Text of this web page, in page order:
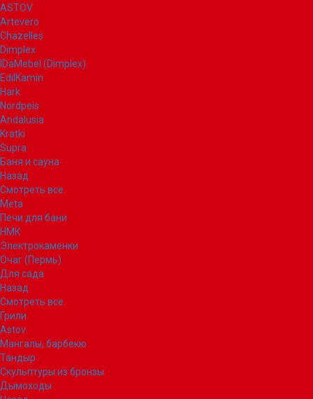
ASTOV
Artevero
Chazelles
Dimplex
IDaMebel (Dimplex)
EdilKamin
Hark
Nordpeis
Andalusia
Kratki
Supra
Баня и сауна
Назад
Смотреть все
Meta
Печи для бани
НМК
Электрокаменки
Очаг (Пермь)
Для сада
Назад
Смотреть все
Грили
Astov
Мангалы, барбекю
Тандыр
Скульптуры из бронзы
Дымоходы